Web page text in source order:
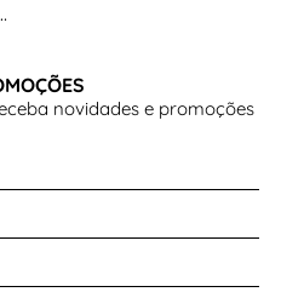
novidades e promoções